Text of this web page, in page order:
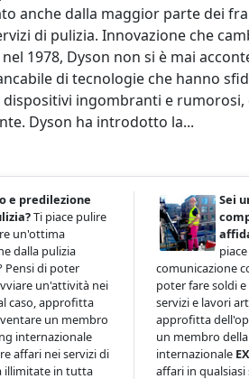
anche dalla maggior parte dei
di pulizia. Innovazione che
1978, Dyson non si è mai
di tecnologie che hanno
ingombranti e rumorosi,
Dyson ha introdotto la...
e predilezione
Ti piace pulire
un'ottima
dalla pulizia
Pensi di poter
un'attività nei
caso, approfitta
un membro
internazionale
affari nei servizi di
illimitate in tutta
Sei
comunicazione
poter fare soldi
servizi e lavori
approfitta
un membro
internazionale
affari in